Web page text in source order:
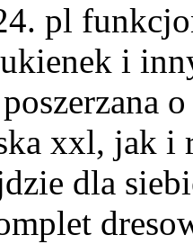
pl
i
xxl, jak i
dla